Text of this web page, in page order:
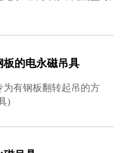
板的电永磁吊具
为有钢板翻转起吊的方
)